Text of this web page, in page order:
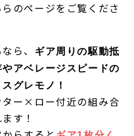
のページをご覧くださ
ら、
ギア周りの駆動抵
アベレージスピードの
グレモノ！
ー×ロー付近の組み合
す！